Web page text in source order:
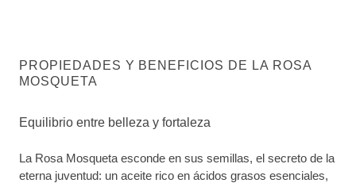
PROPIEDADES Y BENEFICIOS DE LA ROSA
MOSQUETA
Equilibrio entre belleza y fortaleza
La Rosa Mosqueta esconde en sus semillas, el secreto de la
eterna juventud: un aceite rico en ácidos grasos esenciales,